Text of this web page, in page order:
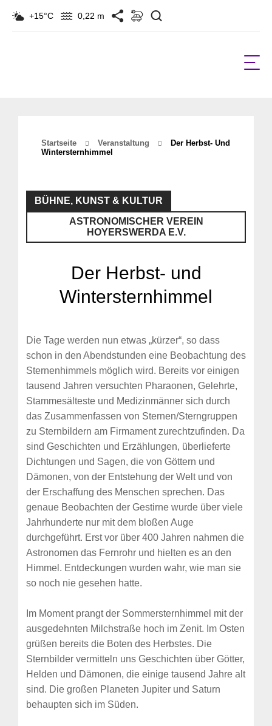
+15°C 0,22 m
Startseite Veranstaltung
Der Herbst- Und
Wintersternhimmel
BÜHNE, KUNST & KULTUR
ASTRONOMISCHER VEREIN
HOYERSWERDA E.V.
Der Herbst- und
Wintersternhimmel
Die Tage werden nun etwas „kürzer“, so dass
schon in den Abendstunden eine Beobachtung des
Sternenhimmels möglich wird. Bereits vor einigen
tausend Jahren versuchten Pharaonen, Gelehrte,
Stammesälteste und Medizinmänner sich durch
das Zusammenfassen von Sternen/Sterngruppen
zu Sternbildern am Firmament zurechtzufinden. Da
sind Geschichten und Erzählungen, überlieferte
Dichtungen und Sagen, die von Göttern und
Dämonen, von der Entstehung der Welt und von
der Erschaffung des Menschen sprechen. Das
genaue Beobachten der Gestirne wurde über viele
Jahrhunderte nur mit dem bloßen Auge
durchgeführt. Erst vor über 400 Jahren nahmen die
Astronomen das Fernrohr und hielten es an den
Himmel. Entdeckungen wurden wahr, wie man sie
so noch nie gesehen hatte.
Im Moment prangt der Sommersternhimmel mit der
ausgedehnten Milchstraße hoch im Zenit. Im Osten
grüßen bereits die Boten des Herbstes. Die
Sternbilder vermitteln uns Geschichten über Götter,
Helden und Dämonen, die einige tausend Jahre alt
sind. Die großen Planeten Jupiter und Saturn
behaupten sich im Süden.